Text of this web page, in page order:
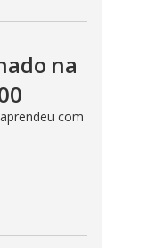
na
com